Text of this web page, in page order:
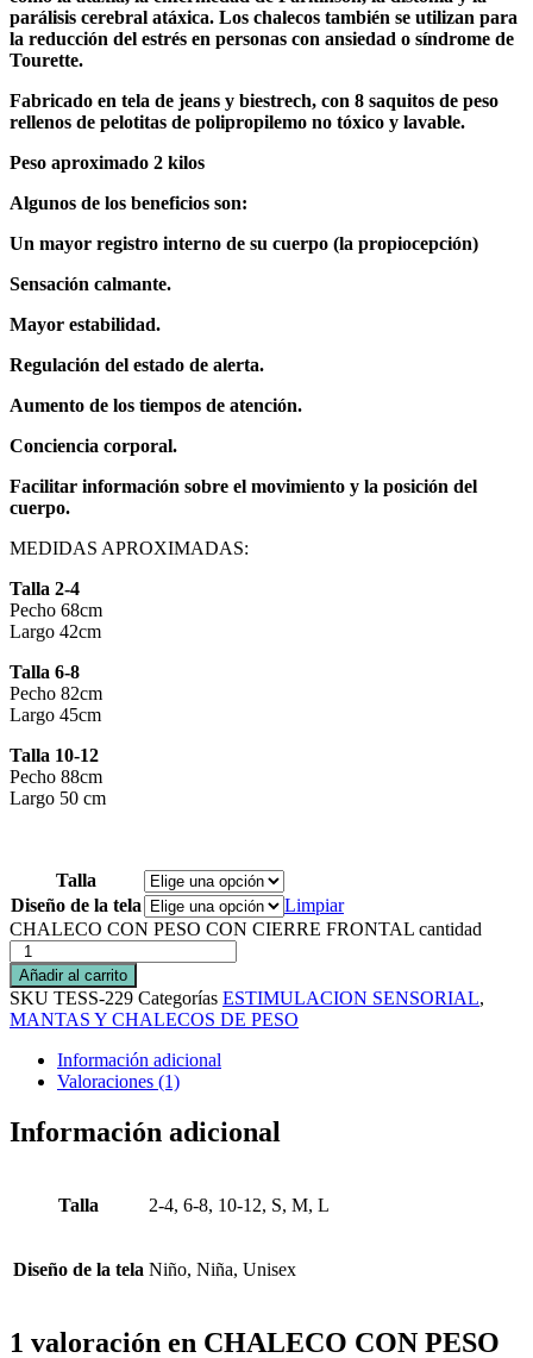
parálisis cerebral atáxica. Los chalecos también se utilizan para
la reducción del estrés en personas con ansiedad o síndrome de
Tourette.
Fabricado en tela de jeans y biestrech, con 8 saquitos de peso
rellenos de pelotitas de polipropilemo no tóxico y lavable.
Peso aproximado 2 kilos
Algunos de los beneficios son:
Un mayor registro interno de su cuerpo (la propiocepción)
Sensación calmante.
Mayor estabilidad.
Regulación del estado de alerta.
Aumento de los tiempos de atención.
Conciencia corporal.
Facilitar información sobre el movimiento y la posición del
cuerpo.
MEDIDAS APROXIMADAS:
Talla 2-4
Pecho 68cm
Largo 42cm
Talla 6-8
Pecho 82cm
Largo 45cm
Talla 10-12
Pecho 88cm
Largo 50 cm
Talla
Diseño de la tela
Limpiar
CHALECO CON PESO CON CIERRE FRONTAL cantidad
Añadir al carrito
SKU TESS-229 Categorías ESTIMULACION SENSORIAL,
MANTAS Y CHALECOS DE PESO
Información adicional
Valoraciones (1)
Información adicional
Talla 2-4, 6-8, 10-12, S, M, L
Diseño de la tela Niño, Niña, Unisex
1 valoración en CHALECO CON PESO